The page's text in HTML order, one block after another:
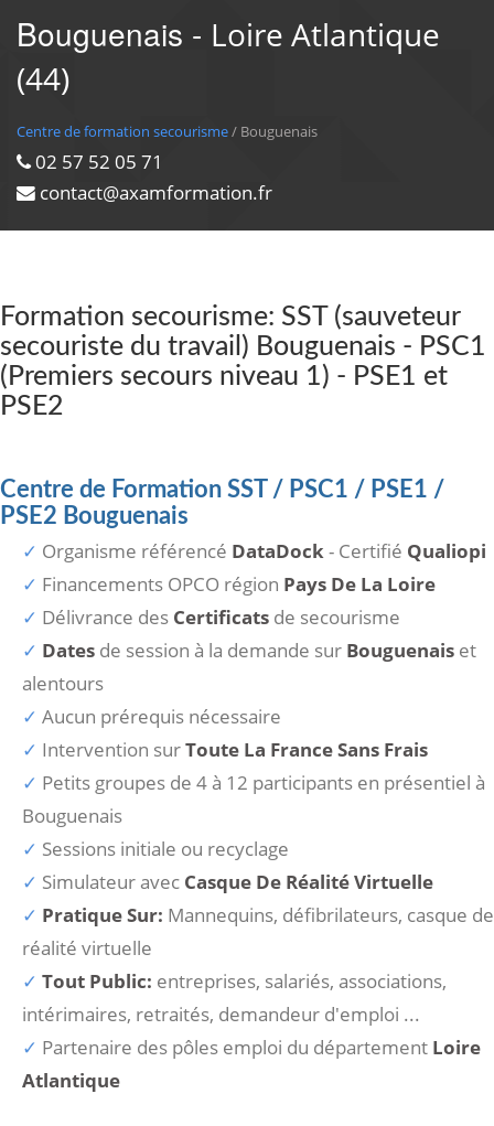
Bouguenais - Loire Atlantique
(44)
Centre de formation secourisme/ Bouguenais
02 57 52 05 71
contact@axamformation.fr
Formation secourisme: SST (sauveteur
secouriste du travail) Bouguenais - PSC1
(Premiers secours niveau 1) - PSE1 et
PSE2
Centre de Formation SST / PSC1 / PSE1 /
PSE2 Bouguenais
Organisme référencé DataDock- Certifié Qualiopi
Financements OPCO région Pays De La Loire
Délivrance des Certificats de secourisme
Dates de session à la demande sur Bouguenais et
alentours
Aucun prérequis nécessaire
Intervention surToute La France Sans Frais
Petits groupes de 4 à 12 participants en présentiel à
Bouguenais
Sessions initiale ou recyclage
Simulateur avec Casque De Réalité Virtuelle
Pratique Sur: Mannequins, défibrilateurs, casque de
réalité virtuelle
Tout Public: entreprises, salariés, associations,
intérimaires, retraités, demandeur d'emploi ...
Partenaire des pôles emploi du département Loire
Atlantique